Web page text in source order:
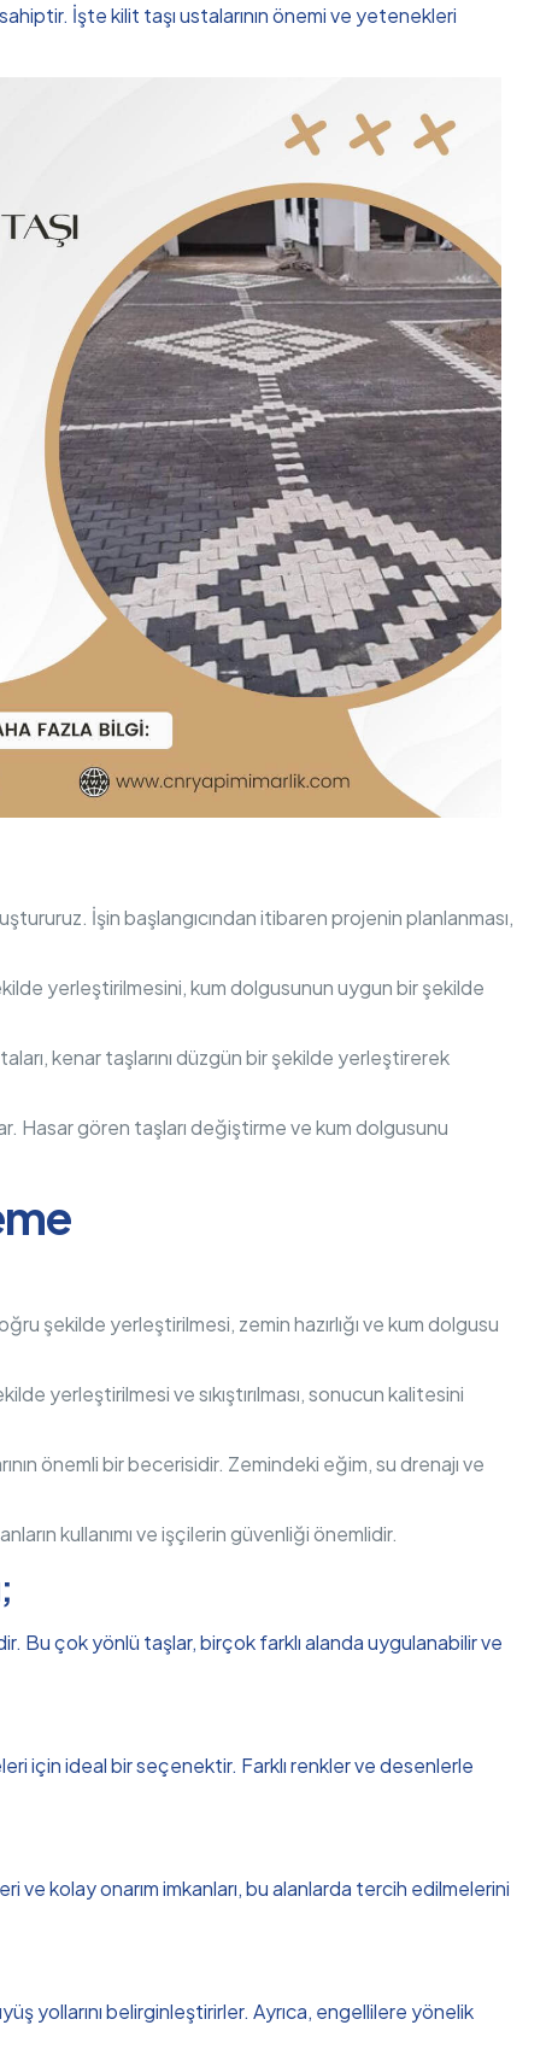
İşte kilit taşı ustalarının önemi ve yetenekleri
İşin başlangıcından itibaren projenin planlanması,
yerleştirilmesini, kum dolgusunun uygun bir şekilde
kenar taşlarını düzgün bir şekilde yerleştirerek
Hasar gören taşları değiştirme ve kum dolgusunu
şekilde yerleştirilmesi, zemin hazırlığı ve kum dolgusu
yerleştirilmesi ve sıkıştırılması, sonucun kalitesini
önemli bir becerisidir. Zemindeki eğim, su drenajı ve
kullanımı ve işçilerin güvenliği önemlidir.
Bu çok yönlü taşlar, birçok farklı alanda uygulanabilir ve
için ideal bir seçenektir. Farklı renkler ve desenlerle
ve kolay onarım imkanları, bu alanlarda tercih edilmelerini
yollarını belirginleştirirler. Ayrıca, engellilere yönelik